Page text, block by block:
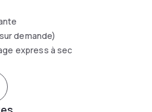
demande)
express à sec